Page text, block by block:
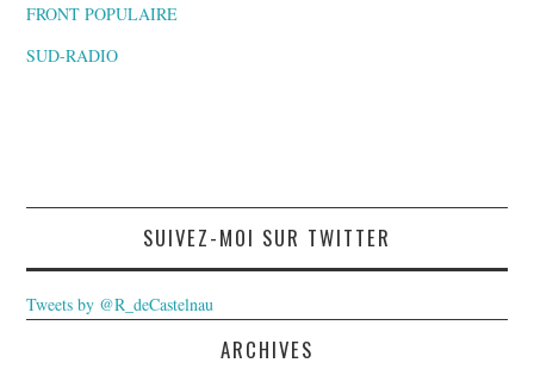
FRONT POPULAIRE
SUD-RADIO
SUIVEZ-MOI SUR TWITTER
Tweets by @R_deCastelnau
ARCHIVES